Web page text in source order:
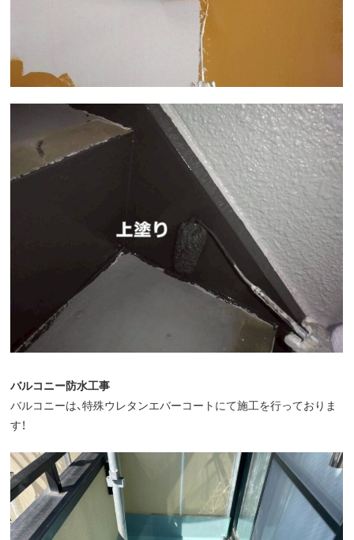
バルコニー防水工事
バルコニーは、特殊ウレタンエバーコートにて施工を行っておりま
す！